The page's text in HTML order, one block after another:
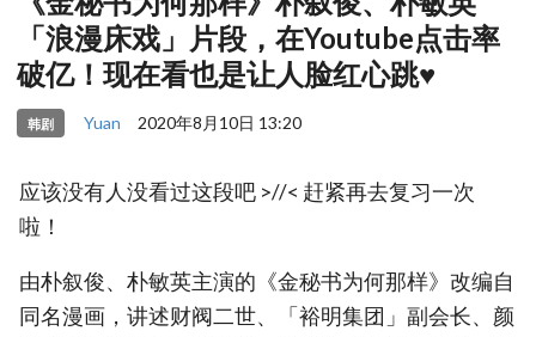
「浪漫床戏」片段，在Youtube点击率
破亿！现在看也是让人脸红心跳♥
韩剧 Yuan 2020年8月10日 13:20
应该没有人没看过这段吧 >//< 赶紧再去复习一次
啦！
由朴叙俊、朴敏英主演的《金秘书为何那样》改编自
同名漫画，讲述财阀二世、「裕明集团」副会长、颜